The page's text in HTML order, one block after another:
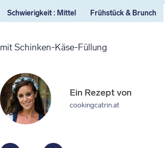
Schwierigkeit : Mittel Frühstück & Brunch
mit Schinken-Käse-Füllung
Ein Rezept von
cookingcatrin.at